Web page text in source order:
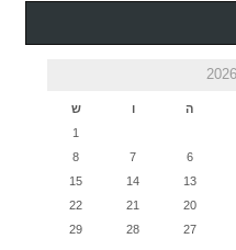
ה ו
ש
1
6
7
8
13
14
15
20
21
22
27
28
29